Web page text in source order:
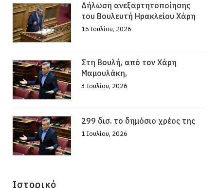
Δήλωση ανεξαρτητοποίησης
του Βουλευτή Ηρακλείου Χάρη
15 Ιουλίου, 2026
Στη Βουλή, από τον Χάρη
Μαμουλάκη,
3 Ιουλίου, 2026
299 δισ. το δημόσιο χρέος της
1 Ιουλίου, 2026
Ιστορικό